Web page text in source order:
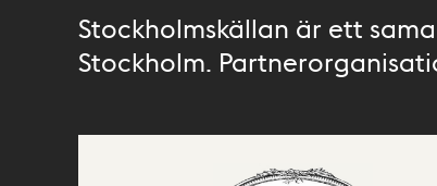
Stockholmskällan är ett
Stockholm.